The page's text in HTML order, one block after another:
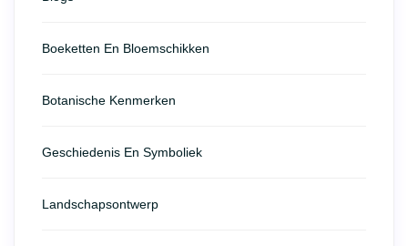
Boeketten En Bloemschikken
Botanische Kenmerken
Geschiedenis En Symboliek
Landschapsontwerp